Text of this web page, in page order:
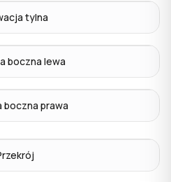
tylna
boczna lewa
boczna prawa